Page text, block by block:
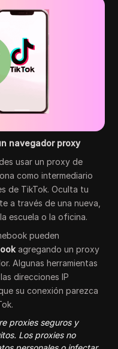
navegador proxy
usar un proxy de
como intermediario
de TikTok. Oculta tu
a través de una nueva,
escuela o la oficina.
pueden
agregando un proxy
Algunas herramientas
direcciones IP
su conexión parezca
proxies seguros y
Los proxies no